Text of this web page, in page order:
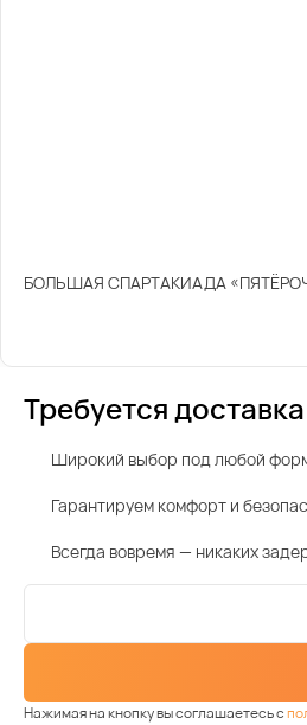
БОЛЬШАЯ СПАРТАКИАДА
Требуется
Широкий выбор под любой
Гарантируем комфорт и
Всегда вовремя — никаких
Нажимая на кнопку вы соглашаетесь с